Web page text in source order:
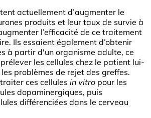
actuellement d’augmenter le
produits et leur taux de survie à
l’efficacité de ce traitement
Ils essaient également d’obtenir
à partir d'un organisme adulte, ce
les cellules chez le patient lui-
problèmes de rejet des greffes.
ces cellules in vitro pour les
dopaminergiques, puis
différenciées dans le cerveau